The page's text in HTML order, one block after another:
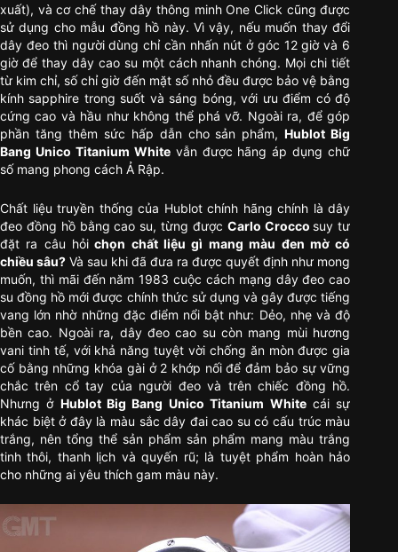
xuất), và cơ chế thay dây thông minh One Click cũng được
sử dụng cho mẫu đồng hồ này. Vì vậy, nếu muốn thay đổi
dây đeo thì người dùng chỉ cần nhấn nút ở góc 12 giờ và 6
giờ để thay dây cao su một cách nhanh chóng. Mọi chi tiết
từ kim chỉ, số chỉ giờ đến mặt số nhỏ đều được bảo vệ bằng
kính sapphire trong suốt và sáng bóng, với ưu điểm có độ
cứng cao và hầu như không thể phá vỡ. Ngoài ra, để góp
phần tăng thêm sức hấp dẫn cho sản phẩm,Hublot Big
Bang Unico Titanium Whitevẫn được hãng áp dụng chữ
số mang phong cách Ả Rập.
Chất liệu truyền thống của Hublot chính hãng chính là dây
đeo đồng hồ bằng cao su, từng được Carlo Crocco suy tư
đặt ra câu hỏi chọn chất liệu gì mang màu đen mờ có
chiều sâu? Và sau khi đã đưa ra được quyết định như mong
muốn, thì mãi đến năm 1983 cuộc cách mạng dây đeo cao
su đồng hồ mới được chính thức sử dụng và gây được tiếng
vang lớn nhờ những đặc điểm nổi bật như: Dẻo, nhẹ và độ
bền cao. Ngoài ra, dây đeo cao su còn mang mùi hương
vani tinh tế, với khả năng tuyệt vời chống ăn mòn được gia
cố bằng những khóa gài ở 2 khớp nối để đảm bảo sự vững
chắc trên cổ tay của người đeo và trên chiếc đồng hồ.
Nhưng ở Hublot Big Bang Unico Titanium Whitecái sự
khác biệt ở đây là màu sắc dây đai cao su có cấu trúc màu
trắng, nên tổng thể sản phẩm sản phẩm mang màu trắng
tinh thôi, thanh lịch và quyến rũ; là tuyệt phẩm hoàn hảo
cho những ai yêu thích gam màu này.